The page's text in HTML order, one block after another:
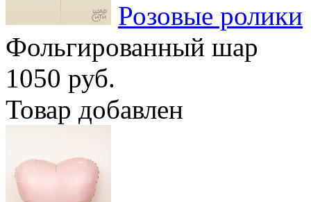
Розовые ролики
Фольгированный шар
1050 руб.
Товар добавлен